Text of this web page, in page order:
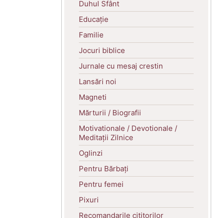
Duhul Sfânt
Educație
Familie
Jocuri biblice
Jurnale cu mesaj crestin
Lansări noi
Magneti
Mărturii / Biografii
Motivationale / Devotionale /
Meditații Zilnice
Oglinzi
Pentru Bărbați
Pentru femei
Pixuri
Recomandarile cititorilor